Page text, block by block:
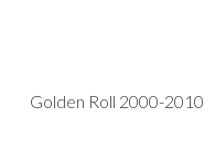
Golden Roll 2000-2010